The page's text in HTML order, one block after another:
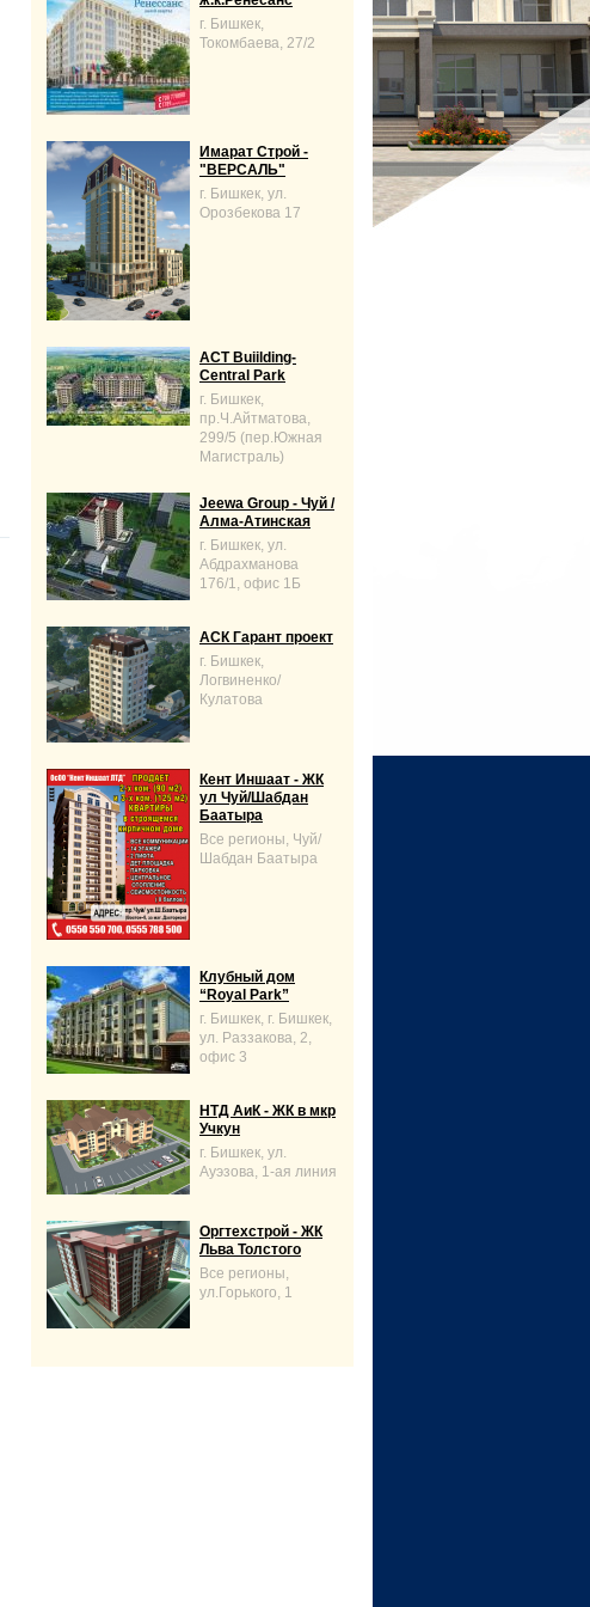
г. Бишкек,
Токомбаева, 27/2
Имарат Строй -
"ВЕРСАЛЬ"
г. Бишкек, ул.
Орозбекова 17
ACT Buiilding-
Central Park
г. Бишкек,
пр.Ч.Айтматова,
299/5 (пер.Южная
Магистраль)
Jeewa Group - Чуй /
Алма-Атинская
г. Бишкек, ул.
Абдрахманова
176/1, офис 1Б
АСК Гарант проект
г. Бишкек,
Логвиненко/
Кулатова
Кент Иншаат - ЖК
ул Чуй/Шабдан
Баатыра
Все регионы, Чуй/
Шабдан Баатыра
Клубный дом
“Royal Park”
г. Бишкек, г. Бишкек,
ул. Раззакова, 2,
офис 3
НТД АиК - ЖК в мкр
Учкун
г. Бишкек, ул.
Ауэзова, 1-ая линия
Оргтехстрой - ЖК
Льва Толстого
Все регионы,
ул.Горького, 1